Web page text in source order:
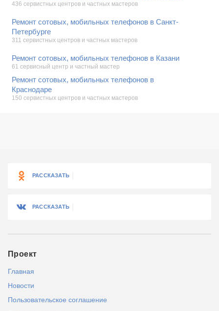
436 сервистных центров и частных мастеров
Ремонт сотовых, мобильных телефонов в Санкт-
Петербурге
311 сервистных центров и частных мастеров
Ремонт сотовых, мобильных телефонов в Казани
61 сервисный центр и частный мастер
Ремонт сотовых, мобильных телефонов в
Краснодаре
150 сервистных центров и частных мастеров
РАССКАЗАТЬ
РАССКАЗАТЬ
Проект
Главная
Новости
Пользовательское соглашение